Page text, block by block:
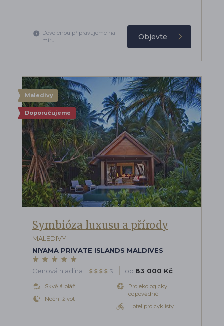
Dovolenou připravujeme na
míru
Objevte
Maledivy
Doporučujeme
Symbióza luxusu a přírody
MALEDIVY
NIYAMA PRIVATE ISLANDS MALDIVES
Cenová hladina $ $ $ $ $ od 83 000 Kč
Skvělá pláž
Noční život
Pro ekologicky
odpovědné
Hotel pro cyklisty